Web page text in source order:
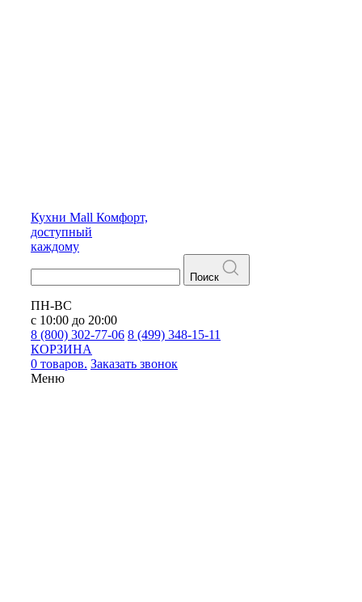
Кухни Mall Комфорт,
доступный
каждому
Поиск
ПН-ВС
с 10:00 до 20:00
8 (800) 302-77-06 8 (499) 348-15-11
КОРЗИНА
0 товаров. Заказать звонок
Меню